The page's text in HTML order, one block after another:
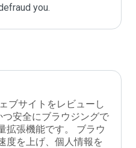
you.
ブサイトをレビューし
つ安全にブラウジングで
拡張機能です。 ブラウ
度を上げ、個人情報を